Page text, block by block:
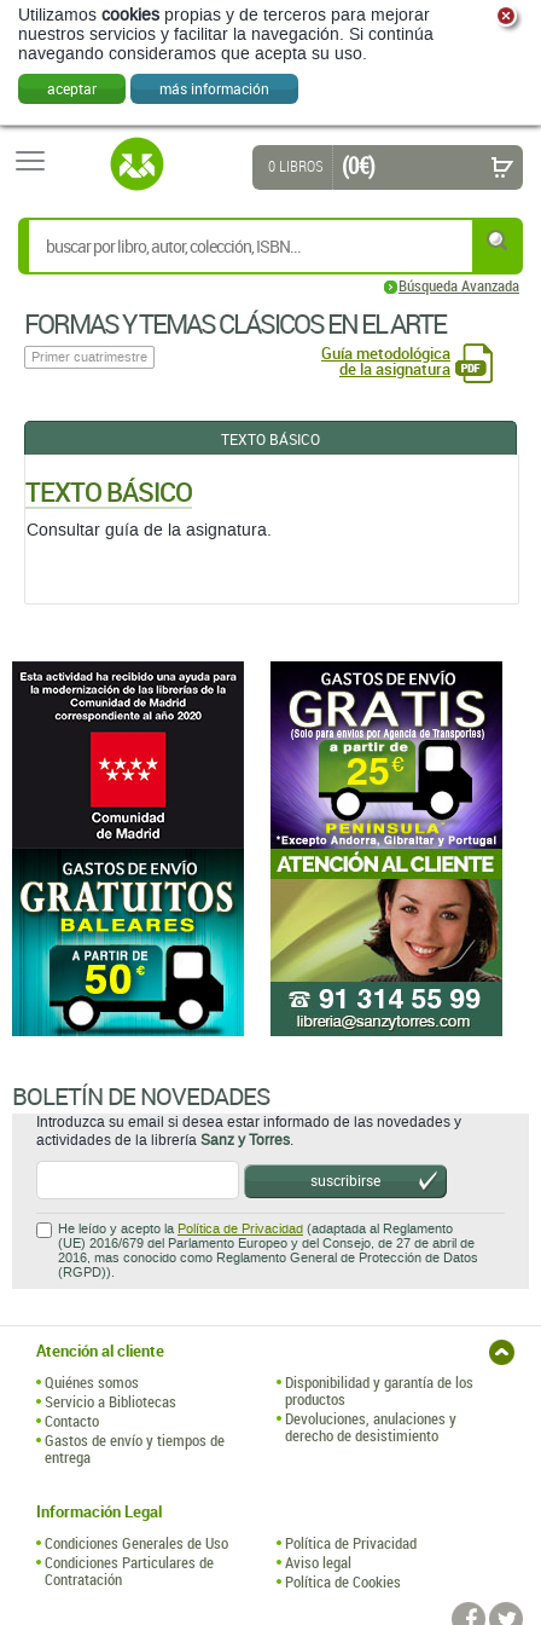
Utilizamos cookies propias y de terceros para mejorar
nuestros servicios y facilitar la navegación. Si continúa
navegando consideramos que acepta su uso.
aceptar más información
Búsqueda Avanzada
0 LIBROS (0 €)
FORMAS Y TEMAS CLÁSICOS EN EL ARTE
Primer cuatrimestre Guía metodológica
de la asignatura
TEXTO BÁSICO
TEXTO BÁSICO
Consultar guía de la asignatura.
BOLETÍN DE NOVEDADES
Introduzca su email si desea estar informado de las novedades y
actividades de la librería Sanz y Torres.
suscribirse
He leído y acepto la Política de Privacidad (adaptada al Reglamento
(UE) 2016/679 del Parlamento Europeo y del Consejo, de 27 de abril de
2016, mas conocido como Reglamento General de Protección de Datos
(RGPD)).
Atención al cliente
Quiénes somos
Servicio a Bibliotecas
Contacto
Gastos de envío y tiempos de
entrega
Disponibilidad y garantía de los
productos
Devoluciones, anulaciones y
derecho de desistimiento
Información Legal
Condiciones Generales de Uso
Condiciones Particulares de
Contratación
Política de Privacidad
Aviso legal
Política de Cookies